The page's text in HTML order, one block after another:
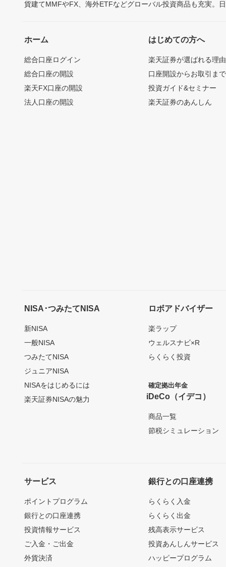
貨建てMMFやFX、海外ETFなどグローバル投資商品も充実。
ホーム
総合口座ログイン
総合口座の開設
楽天FX口座の開設
法人口座の開設
はじめての方へ
楽天証券が選ばれる理由
口座開設からお取引ま
投資ガイド&セミナー
楽天証券のあんしん
NISA･つみたてNISA
新NISA
一般NISA
つみたてNISA
ジュニアNISA
NISAをはじめるには
楽天証券NISAの魅力
ロボアドバイザー
楽ラップ
ウェルスナビ×R
らくらく投資
確定拠出年金
iDeCo（イデコ）
商品一覧
節税シミュレーション
サービス
ポイントプログラム
銀行との口座連携
投資情報サービス
ご入金・ご出金
外貨決済
銀行との口座連携
らくらく入金
らくらく出金
残高表示サービス
投資あんしんサービス
ハッピープログラム